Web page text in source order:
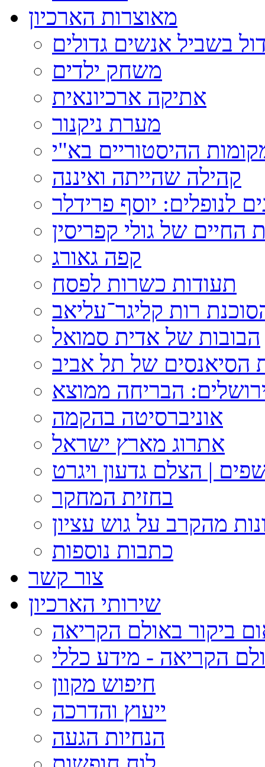
מאוצרות הארכיון
בשביל אנשים גדולים
משחק ילדים
אתיקה ארכיונאית
מערת ניקנור
ההיסטוריים בא"י
קהילה שהייתה ואיננה
לנופלים: יוסף פרידלר
החיים של גולי קפריסין
קפה גאורג
תעודות כשרות לפסח
רות קליגר־עליאב
הבובות של אדית סמואל
של תל אביב
הבריחה ממוצא
אוניברסיטה בהקמה
אתרוג מארץ ישראל
| הצלם גדעון ויגרט
בחזית המחקר
מהקרב על גוש עציון
כתבות נוספות
צור קשר
שירותי הארכיון
ביקור באולם הקריאה
הקריאה - מידע כללי
חיפוש מקוון
ייעוץ והדרכה
הנחיות הגעה